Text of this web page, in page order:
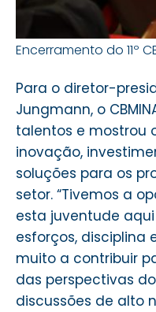
Encerramento do 11º
Para o diretor-
Jungmann, o
talentos e mostrou
inovação,
soluções para os
setor. “Tivemos a
esta juventude
esforços, disciplina
muito a contribuir
das perspectivas
discussões de alto